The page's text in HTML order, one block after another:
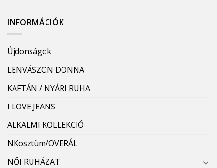
INFORMÁCIÓK
Újdonságok
LENVÁSZON DONNA
KAFTÁN / NYÁRI RUHA
I LOVE JEANS
ALKALMI KOLLEKCIÓ
NKosztüm/OVERÁL
NŐI RUHÁZAT